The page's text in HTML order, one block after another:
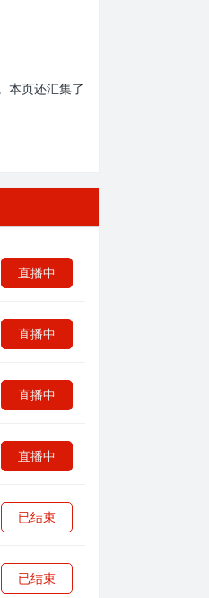
本页还汇集了
直播中
直播中
直播中
直播中
已结束
已结束